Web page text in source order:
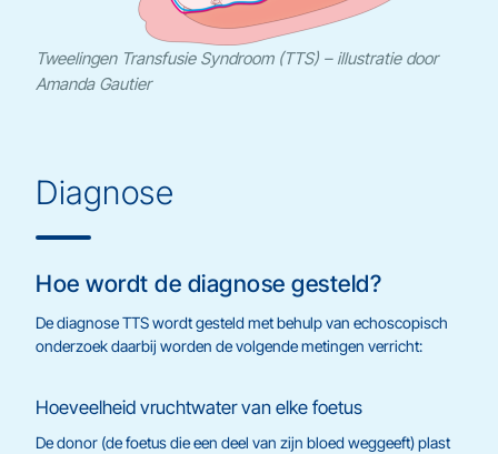
Tweelingen Transfusie Syndroom (TTS) – illustratie door
Amanda Gautier
Diagnose
Hoe wordt de diagnose gesteld?
De diagnose TTS wordt gesteld met behulp van echoscopisch
onderzoek daarbij worden de volgende metingen verricht:
Hoeveelheid vruchtwater van elke foetus
De donor (de foetus die een deel van zijn bloed weggeeft) plast